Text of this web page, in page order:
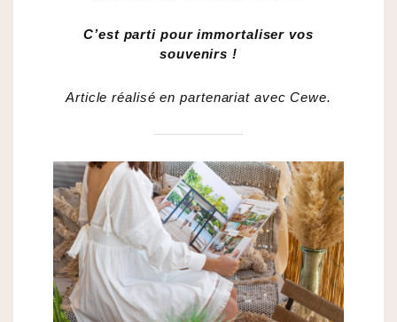
C’est parti pour immortaliser vos
souvenirs !
Article réalisé en partenariat avec Cewe.